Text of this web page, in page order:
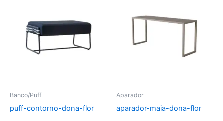
Banco/Puff
puff-contorno-dona-flor
Aparador
aparador-maia-dona-flor